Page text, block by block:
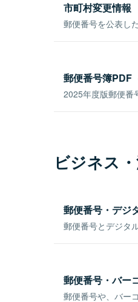
市町村変更情報
郵便番号を公表し
郵便番号簿PDF
2025年度版郵便番
ビジネス
郵便番号・デジ
郵便番号とデジタ
郵便番号・バー
郵便番号や、バー